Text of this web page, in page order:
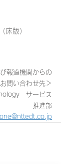
床版）
報道機関からの
お問い合わせ先＞
　サービス
推進部